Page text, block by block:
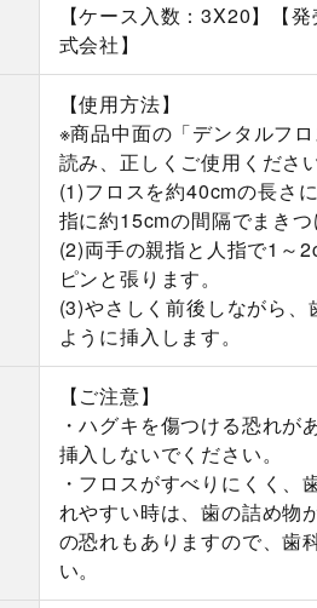
【ケース入数：3X20】【
式会社】
【使用方法】
※商品中面の「デンタルフ
読み、正しくご使用ください
(1)フロスを約40cmの長さ
指に約15cmの間隔でまきつ
(2)両手の親指と人指で1～
ピンと張ります。
(3)やさしく前後しながら、
ように挿入します。
【ご注意】
・ハグキを傷つける恐れが
挿入しないでください。
・フロスがすべりにくく、
れやすい時は、歯の詰め物
の恐れもありますので、歯
い。